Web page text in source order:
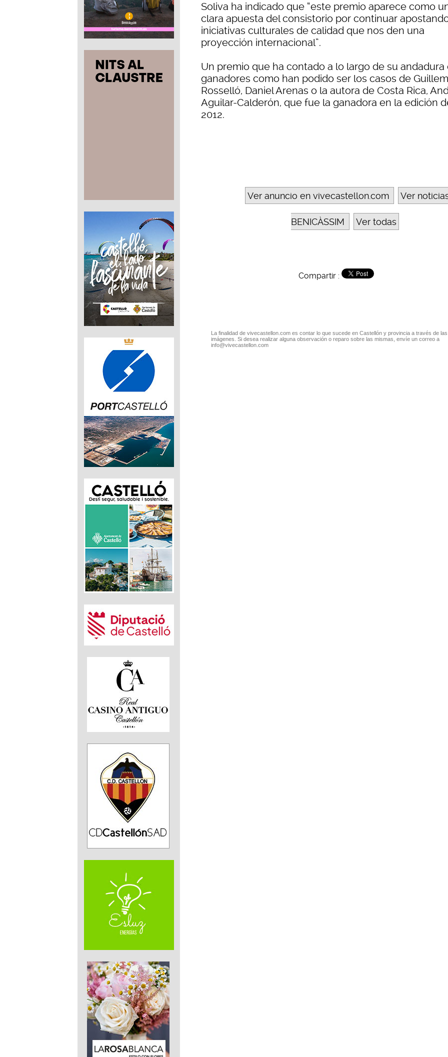
Soliva ha indicado que “este premio aparece como
clara apuesta del consistorio por continuar
iniciativas culturales de calidad que nos den una
proyección internacional”.
Un premio que ha contado a lo largo de su andadura
ganadores como han podido ser los casos de Guillem
Rosselló, Daniel Arenas o la autora de Costa Rica,
Aguilar-Calderón, que fue la ganadora en la edición
2012.
Ver anuncio en vivecastellon.com Ver
BENICÀSSIM Ver todas
Compartir :
La finalidad de vivecastellon.com es contar lo que sucede en Castellón y provincia a través de las
imágenes. Si desea realizar alguna observación o reparo sobre las mismas, envíe un correo a
info@vivecastellon.com